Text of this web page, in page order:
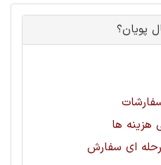
پویان؟
ها
ای سفارش